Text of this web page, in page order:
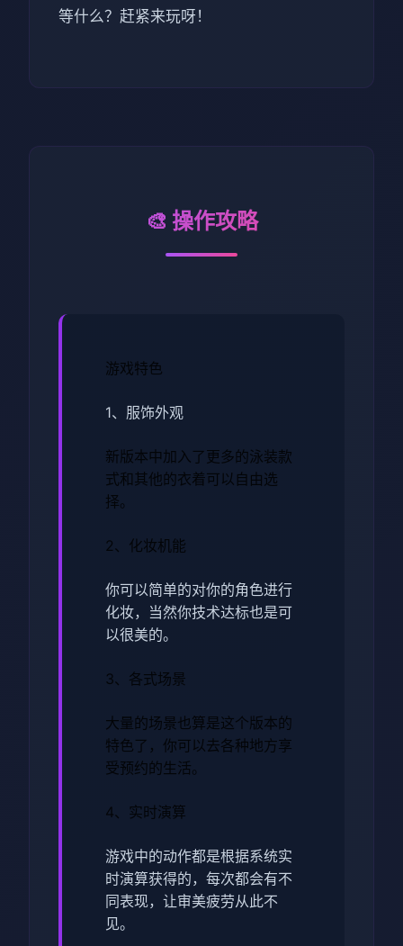
等什么？赶紧来玩呀！
🎨 操作攻略
游戏特色
1、服饰外观
新版本中加入了更多的泳装款
式和其他的衣着可以自由选
择。
2、化妆机能
你可以简单的对你的角色进行
化妆，当然你技术达标也是可
以很美的。
3、各式场景
大量的场景也算是这个版本的
特色了，你可以去各种地方享
受预约的生活。
4、实时演算
游戏中的动作都是根据系统实
时演算获得的，每次都会有不
同表现，让审美疲劳从此不
见。